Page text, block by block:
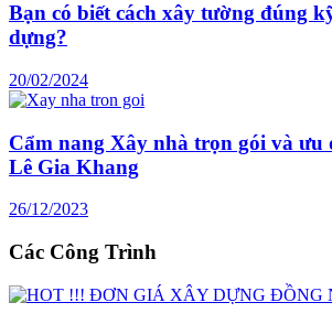
Bạn có biết cách xây tường đúng
dựng?
20/02/2024
Cẩm nang Xây nhà trọn gói và ưu
Lê Gia Khang
26/12/2023
Các Công Trình